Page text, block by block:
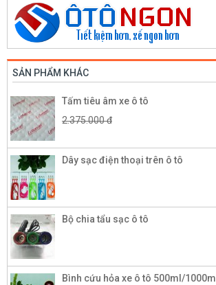
SẢN PHẨM KHÁC
Tấm tiêu âm xe ô tô
2.375.000 đ
Dây sạc điện thoại trên ô tô
Bộ chia tẩu sạc ô tô
Bình cứu hỏa xe ô tô 500ml/1000ml